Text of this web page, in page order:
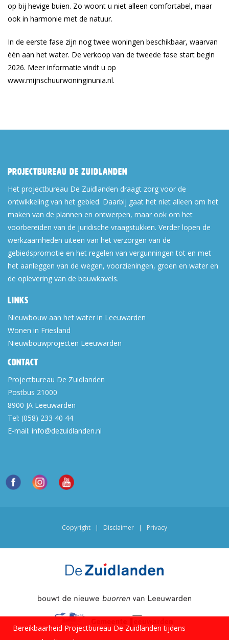
op bij hevige buien. Zo woont u niet alleen comfortabel, maar
ook in harmonie met de natuur.
In de eerste fase zijn nog twee woningen beschikbaar, waarvan
één aan het water. De verkoop van de tweede fase start begin
2026. Meer informatie vindt u op
www.mijnschuurwoninginunia.nl.
Projectbureau De Zuidlanden
Het projectbureau De Zuidlanden draagt zorg voor de
ontwikkeling van het gebied. Daarbij gaat het niet alleen om het
maken van de plannen en ontwerpen, maar ook om het
voorbereiden van de juridische vraagstukken. Verder lopen de
werkzaamheden uiteen van het verzorgen van de
gebiedspromotie en het regelen van vergunningen tot en met
het aanleggen van de wegen, voorzieningen, groen en water en
de oplevering van de bouwkavels.
Links
Nieuwbouw aan het water in Leeuwarden
Wonen in Friesland
Nieuwbouwprojecten Leeuwarden
Contact
Projectbureau De Zuidlanden
Postbus 21000
8900 JA Leeuwarden
Tel: (058) 233 40 44
E-mail: info@dezuidlanden.nl
Copyright | Disclaimer | Privacy
Bereikbaarheid Projectbureau De Zuidlanden tijdens